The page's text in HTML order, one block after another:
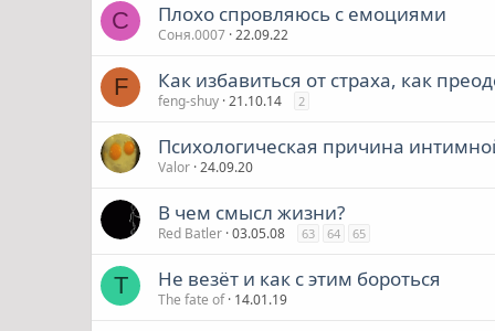
С Плохо спровляюсь с емоциями
Соня.0007 22.09.22
F Как избавиться от страха, как
feng-shuy 21.10.14 2
Психологическая причина
Valor 24.09.20
В чем смысл жизни?
Red Batler 03.05.08 63 64 65
T Не везёт и как с этим бороться
The fate of 14.01.19